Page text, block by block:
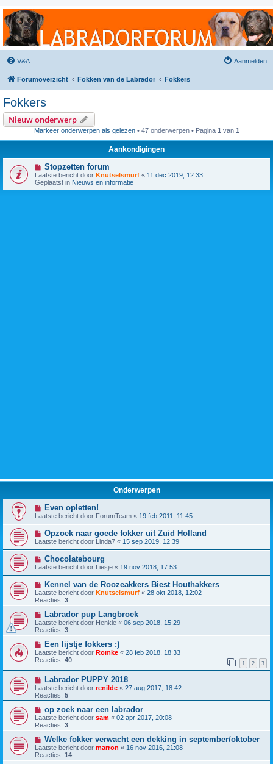
Labradorforum
Het gezelligste Labradorforum van Nederland en België!
V&A Aanmelden
Forumoverzicht Fokken van de Labrador Fokkers
Fokkers
Nieuw onderwerp
Markeer onderwerpen als gelezen• 47 onderwerpen • Pagina 1 van 1
Aankondigingen
Stopzetten forum
Laatste bericht door Knutselsmurf « 11 dec 2019, 12:33
Geplaatst in Nieuws en informatie
Onderwerpen
Even opletten!
Laatste bericht door ForumTeam « 19 feb 2011, 11:45
Opzoek naar goede fokker uit Zuid Holland
Laatste bericht door Linda7 « 15 sep 2019, 12:39
Chocolatebourg
Laatste bericht door Liesje « 19 nov 2018, 17:53
Kennel van de Roozeakkers Biest Houthakkers
Laatste bericht door Knutselsmurf « 28 okt 2018, 12:02
Reacties: 3
Labrador pup Langbroek
Laatste bericht door Henkie « 06 sep 2018, 15:29
Reacties: 3
Een lijstje fokkers :)
Laatste bericht door Romke « 28 feb 2018, 18:33
Reacties: 40 1 2 3
Labrador PUPPY 2018
Laatste bericht door renilde « 27 aug 2017, 18:42
Reacties: 5
op zoek naar een labrador
Laatste bericht door sam « 02 apr 2017, 20:08
Reacties: 3
Welke fokker verwacht een dekking in september/oktober
Laatste bericht door marron « 16 nov 2016, 21:08
Reacties: 14